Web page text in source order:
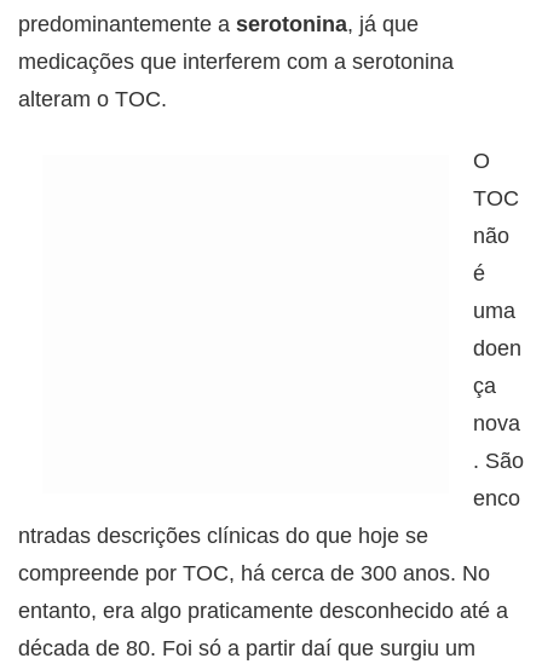
predominantemente a serotonina, já que
medicações que interferem com a serotonina
alteram o TOC.
O
TOC
não
é
uma
doen
ça
nova
. São
enco
ntradas descrições clínicas do que hoje se
compreende por TOC, há cerca de 300 anos. No
entanto, era algo praticamente desconhecido até a
década de 80. Foi só a partir daí que surgiu um